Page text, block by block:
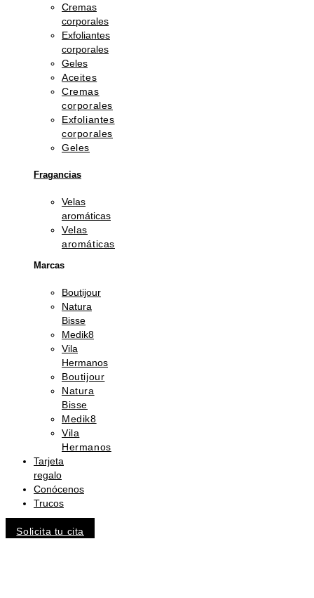
Cremas
corporales
Exfoliantes
corporales
Geles
Aceites
Cremas
corporales
Exfoliantes
corporales
Geles
Fragancias
Velas
aromáticas
Velas
aromáticas
Marcas
Boutijour
Natura
Bisse
Medik8
Vila
Hermanos
Boutijour
Natura
Bisse
Medik8
Vila
Hermanos
Tarjeta
regalo
Conócenos
Trucos
Solicita tu cita